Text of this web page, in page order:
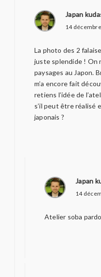
Japan
14
La photo des 2
juste splendide ! On
paysages au Japon.
m’a encore fait
retiens l’idée de
s’il peut être réalisé
japonais ?
Japan
14
Atelier soba